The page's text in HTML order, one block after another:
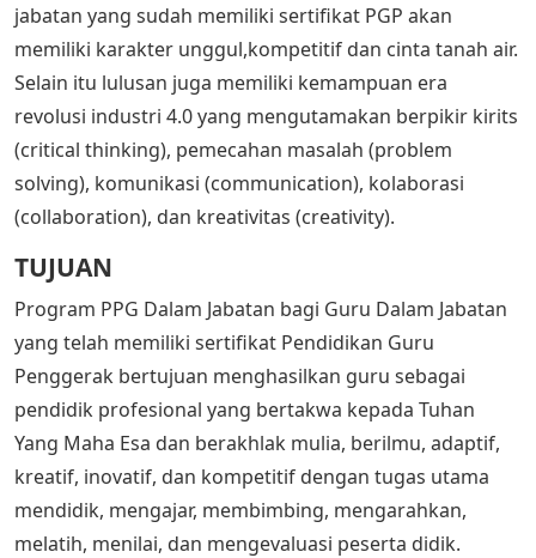
jabatan yang sudah memiliki sertifikat PGP akan
memiliki karakter unggul,kompetitif dan cinta tanah air.
Selain itu lulusan juga memiliki kemampuan era
revolusi industri 4.0 yang mengutamakan berpikir kirits
(critical thinking), pemecahan masalah (problem
solving), komunikasi (communication), kolaborasi
(collaboration), dan kreativitas (creativity).
TUJUAN
Program PPG Dalam Jabatan bagi Guru Dalam Jabatan
yang telah memiliki sertifikat Pendidikan Guru
Penggerak bertujuan menghasilkan guru sebagai
pendidik profesional yang bertakwa kepada Tuhan
Yang Maha Esa dan berakhlak mulia, berilmu, adaptif,
kreatif, inovatif, dan kompetitif dengan tugas utama
mendidik, mengajar, membimbing, mengarahkan,
melatih, menilai, dan mengevaluasi peserta didik.